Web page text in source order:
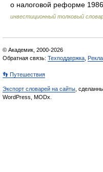
о налоговой реформе
инвестиционный толковый
© Академик, 2000-2026
Обратная связь: Техподдержка
👣 Путешествия
Экспорт словарей на сайты ,
WordPress, MODx.